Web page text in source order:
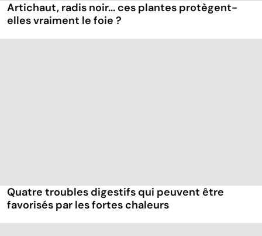
Artichaut, radis noir... ces plantes protègent-
elles vraiment le foie ?
Quatre troubles digestifs qui peuvent être
favorisés par les fortes chaleurs